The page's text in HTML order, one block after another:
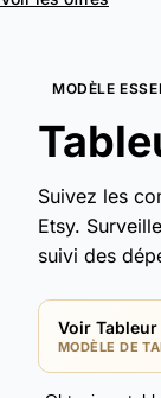
MODÈLE
Suivez les
Etsy.
suivi des
Voir
MODÈLE DE